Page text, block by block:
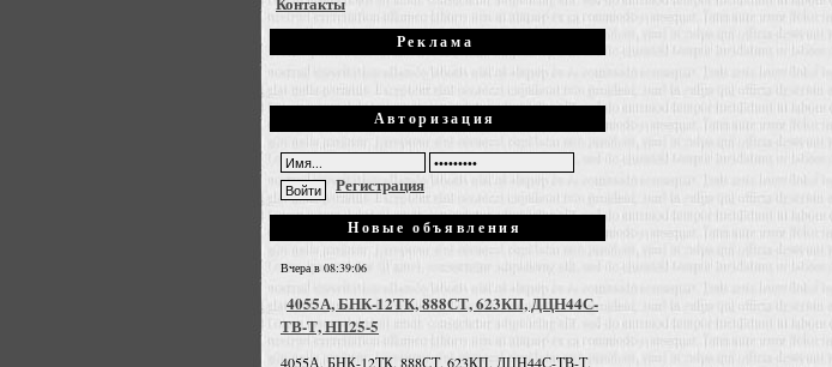
Реклама
Авторизация
Регистрация
Новые объявления
Вчера в 08:39:06
4055А, БНК-12ТК, 888СТ, 623КП, ДЦН44С-
ТВ-Т, НП25-5
4055А, БНК-12ТК, 888СТ, 623КП, ДЦН44С-ТВ-Т,